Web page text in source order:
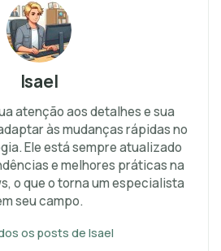
Isael
atenção aos detalhes e sua
às mudanças rápidas no
Ele está sempre atualizado
e melhores práticas na
o que o torna um especialista
seu campo.
os posts de Isael